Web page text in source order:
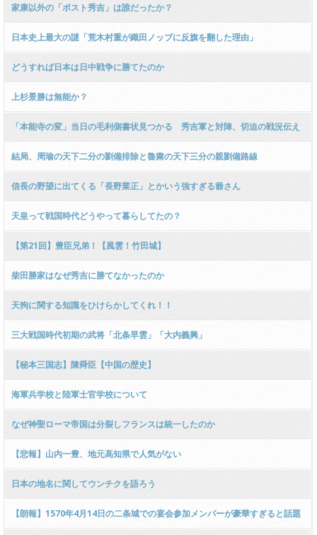
家康以外の「ポスト秀吉」は誰だったか？
日本史上最大の謎「荒木村重が織田ノッブに反旗を翻した理由」
どうすれば日本は日中戦争に勝てたのか
上杉景勝は無能か？
「本能寺の変」当日の毛利側書状見つかる 秀吉軍と対陣、切迫の戦況伝え
結局、周瑜の天下二分の劉備排除と魯粛の天下三分の親劉備路線
信長の野望に出てくる「長野業正」とかいう強すぎる爺さん
天皇って戦国時代どうやって暮らしてたの？
【第21回】豊臣兄弟！【風雲！竹田城】
柴田勝家はなぜ秀吉に勝てなかったのか
天狗に関する知識をひけらかしてくれ！！
三大戦国時代初期の武将「北条早雲」「大内義興」
【秘本三国志】陳舜臣【中国の歴史】
海軍兵学校と陸軍士官学校について
なぜ神聖ローマ帝国は分裂しフランスは統一したのか
【悲報】山内一豊、地元高知県で人気がない
日本の地名に関してウンチクを語ろう
【朗報】1570年4月14日の二条城での宴会参加メンバーが豪華すぎると話題